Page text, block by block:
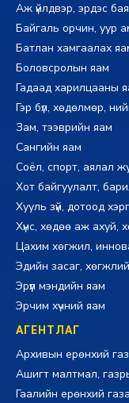
Аж үйлдвэр, эрдэс
Байгаль орчин, уур
Батлан хамгаалах
Боловсролын яам
Гадаад харилцааны
Гэр бүл, хөдөлмөр,
Зам, тээврийн яам
Сангийн яам
Соёл, спорт, аялал
Хот байгуулалт,
Хууль зүй, дотоод
Хүнс, хөдөө аж ахуй,
Цахим хөгжил,
Эдийн засаг,
Эрүүл мэндийн яам
Эрчим хүчний яам
АГЕНТЛАГ
Архивын ерөнхий
Ашигт малтмал,
Гаалийн ерөнхий